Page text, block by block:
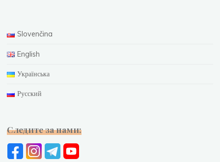
Slovenčina
English
Українська
Русский
Следите за нами: